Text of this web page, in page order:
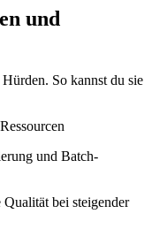
und
So kannst du sie
und Batch-
bei steigender